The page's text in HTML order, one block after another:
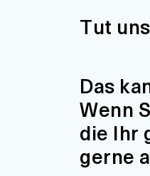
Tut
Das
Wenn
die Ihr
gerne